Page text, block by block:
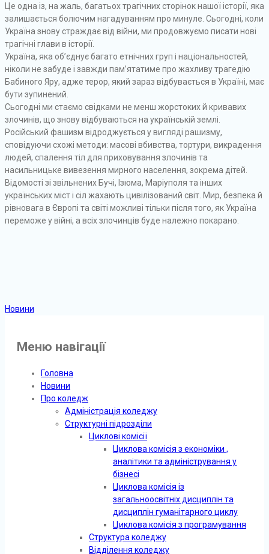
Це одна із, на жаль, багатьох трагічних сторінок нашої історії, яка
залишається болючим нагадуванням про минуле. Сьогодні, коли
Україна знову страждає від війни, ми продовжуємо писати нові
трагічні глави в історії.
Україна, яка об’єднує багато етнічних груп і національностей,
ніколи не забуде і завжди пам’ятатиме про жахливу трагедію
Бабиного Яру, адже терор, який зараз відбувається в Україні, має
бути зупинений.
Сьогодні ми стаємо свідками не менш жорстоких й кривавих
злочинів, що знову відбуваються на українській землі.
Російський фашизм відроджується у вигляді рашизму,
сповідуючи схожі методи: масові вбивства, тортури, викрадення
людей, спалення тіл для приховування злочинів та
насильницьке вивезення мирного населення, зокрема дітей.
Відомості зі звільнених Бучі, Ізюма, Маріуполя та інших
українських міст і сіл жахають цивілізований світ. Мир, безпека й
рівновага в Європі та світі можливі тільки після того, як Україна
переможе у війні, а всіх злочинців буде належно покарано.
Новини
Меню навігації
Головна
Новини
Про коледж
Адміністрація коледжу
Структурні підрозділи
Циклові комісії
Циклова комісія з економіки ,
аналітики та адміністрування у
бізнесі
Циклова комісія із
загальноосвітніх дисциплін та
дисциплін гуманітарного циклу
Циклова комісія з програмування
Структура коледжу
Відділення коледжу